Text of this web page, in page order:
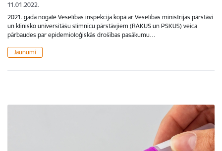
11.01.2022.
2021. gada nogalē Veselības inspekcija kopā ar Veselības ministrijas pārstāvi
un klīnisko universitāšu slimnīcu pārstāvjiem (RAKUS un PSKUS) veica
pārbaudes par epidemioloģiskās drošības pasākumu…
Jaunumi